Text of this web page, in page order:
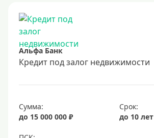
Альфа Банк
Кредит под залог недвижимости
Сумма:
до 15 000 000 ₽
Срок:
до 10 лет